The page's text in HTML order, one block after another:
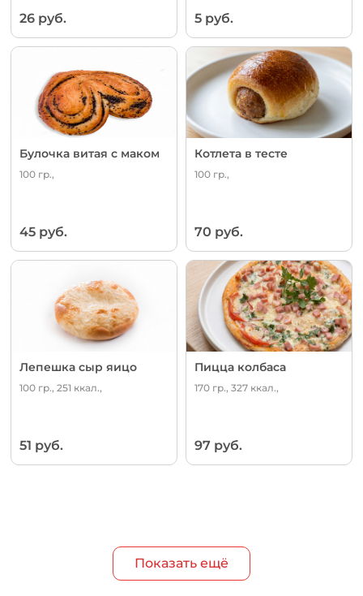
26 руб. 5 руб.
Булочка витая с маком
100 гр.,
45 руб.
Котлета в тесте
100 гр.,
70 руб.
Лепешка сыр яицо
100 гр., 251 ккал.,
51 руб.
Пицца колбаса
170 гр., 327 ккал.,
97 руб.
Показать ещё